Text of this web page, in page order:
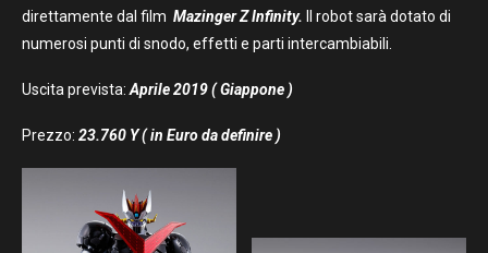
direttamente dal film Mazinger Z Infinity.
Il robot sarà dotato di
numerosi punti di snodo, effetti e parti intercambiabili.
Uscita prevista: Aprile 2019 ( Giappone )
Prezzo: 23.760 Y ( in Euro da definire )